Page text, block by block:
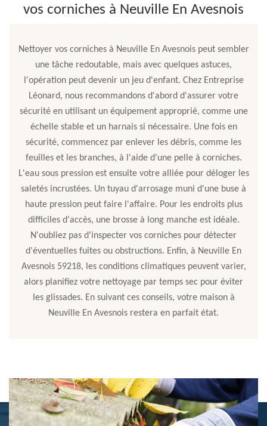
vos corniches à Neuville En Avesnois
Nettoyer vos corniches à Neuville En Avesnois peut sembler
une tâche redoutable, mais avec quelques astuces,
l'opération peut devenir un jeu d'enfant. Chez Entreprise
Léonard, nous recommandons d'abord d'assurer votre
sécurité en utilisant un équipement approprié, comme une
échelle stable et un harnais si nécessaire. Une fois en
sécurité, commencez par enlever les débris, comme les
feuilles et les branches, à l'aide d'une pelle à corniches.
L'eau sous pression est ensuite votre alliée pour déloger les
saletés incrustées. Un tuyau d'arrosage muni d'une buse à
haute pression peut faire l'affaire. Pour les endroits plus
difficiles d'accès, une brosse à long manche est idéale.
N'oubliez pas d'inspecter vos corniches pour détecter
d'éventuelles fuites ou obstructions. Enfin, à Neuville En
Avesnois 59218, les conditions climatiques peuvent varier,
alors planifiez votre nettoyage par temps sec pour éviter
les glissades. En suivant ces conseils, votre maison à
Neuville En Avesnois restera en parfait état.